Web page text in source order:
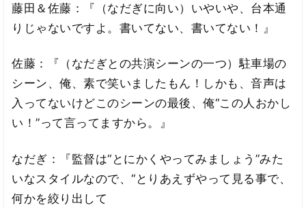
藤田＆佐藤：『（なだぎに向い）いやいや、台本通
りじゃないですよ。書いてない、書いてない！』
佐藤：『（なだぎとの共演シーンの一つ）駐車場の
シーン、俺、素で笑いましたもん！しかも、音声は
入ってないけどこのシーンの最後、俺“この人おかし
い！”って言ってますから。』
なだぎ：『監督は“とにかくやってみましょう”みた
いなスタイルなので、“とりあえずやって見る事で、
何かを絞り出して